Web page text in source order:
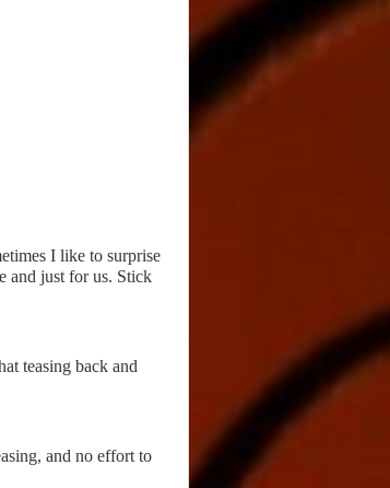
I like to surprise
and just for us. Stick
teasing back and
and no effort to